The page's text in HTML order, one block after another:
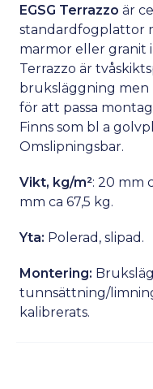
EGSG Terrazzo är
standardfogplattor
marmor eller granit
Terrazzo är
bruksläggning men
för att passa
Finns som bl a
Omslipningsbar.
Vikt, kg/m²: 20 mm
mm ca 67,5 kg.
Yta: Polerad, slipad.
Montering:
tunnsättning/
kalibrerats.